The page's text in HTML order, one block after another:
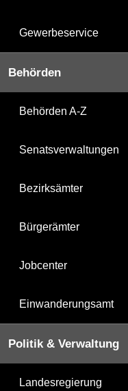
Gewerbeservice
Behörden
Behörden A-Z
Senatsverwaltungen
Bezirksämter
Bürgerämter
Jobcenter
Einwanderungsamt
Politik & Verwaltung
Landesregierung